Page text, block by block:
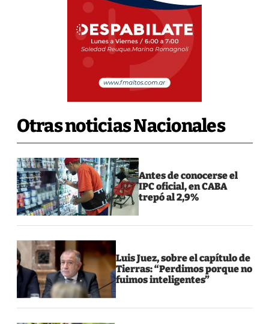
Otras noticias Nacionales
Antes de conocerse el
IPC oficial, en CABA
trepó al 2,9%
Luis Juez, sobre el capítulo de
Tierras: “Perdimos porque no
fuimos inteligentes”